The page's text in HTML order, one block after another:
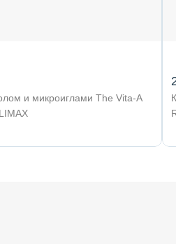
и микроиглами The Vita-A